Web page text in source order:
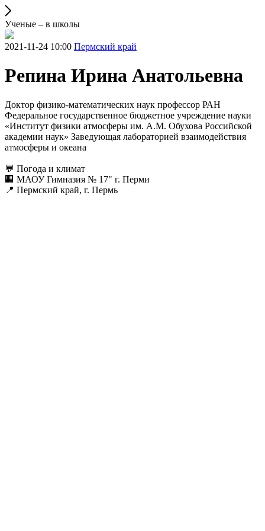
Ученые – в школы
2021-11-24 10:00 Пермский край
Репина Ирина Анатольевна
Доктор физико-математических наук профессор РАН
Федеральное государственное бюджетное учреждение науки
«Институт физики атмосферы им. А.М. Обухова Российской
академии наук» Заведующая лабораторией взаимодействия
атмосферы и океана
💬 Погода и климат
🏢 МАОУ Гимназия № 17" г. Перми
📍 Пермский край, г. Пермь